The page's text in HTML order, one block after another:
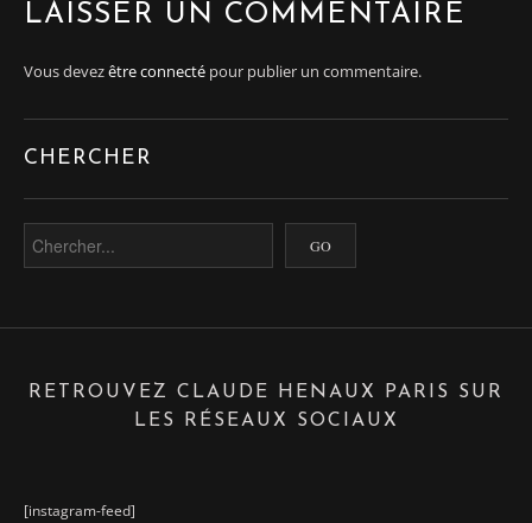
LAISSER UN COMMENTAIRE
Vous devezêtre connecté pour publier un commentaire.
CHERCHER
RETROUVEZ CLAUDE HENAUX PARIS SUR
LES RÉSEAUX SOCIAUX
[instagram-feed]